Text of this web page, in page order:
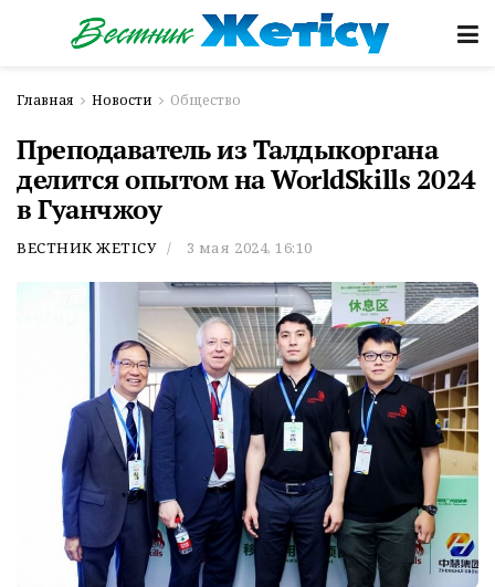
Главная Новости Общество
Преподаватель из Талдыкоргана
делится опытом на WorldSkills 2024
в Гуанчжоу
ВЕСТНИК ЖЕТІСУ 3 мая 2024, 16:10